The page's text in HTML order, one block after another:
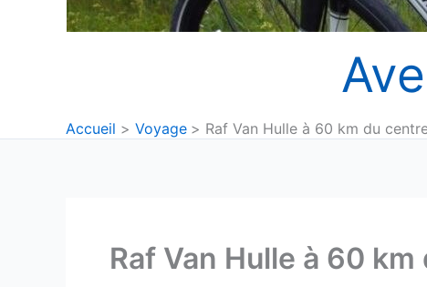
Accueil Voyage Raf Van Hulle à 60 km du
Raf Van Hulle à 60